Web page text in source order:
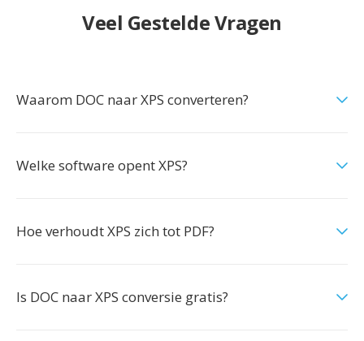
Veel Gestelde Vragen
Waarom DOC naar XPS converteren?
Welke software opent XPS?
Hoe verhoudt XPS zich tot PDF?
Is DOC naar XPS conversie gratis?